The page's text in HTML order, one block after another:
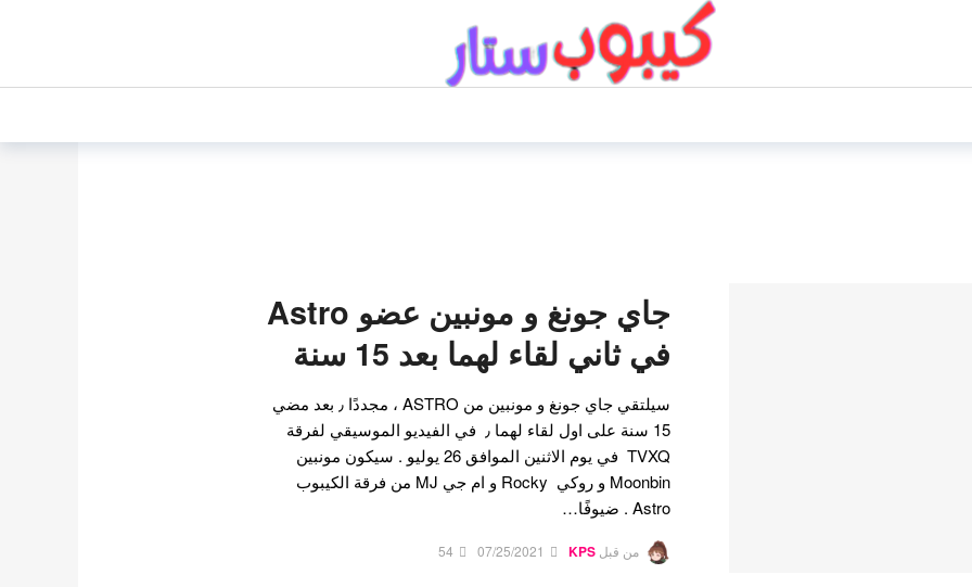
جاي جونغ و مونبين عضو Astro
في ثاني لقاء لهما بعد 15 سنة
سيلتقي جاي جونغ و مونبين من ASTRO ، مجددًا ٫ بعد مضي
15 سنة على اول لقاء لهما ٫ في الفيديو الموسيقي لفرقة
TVXQ في يوم الاثنين الموافق 26 يوليو . سيكون مونبين
Moonbin و روكي Rocky و ام جي MJ من فرقة الكيبوب
Astro . ضيوفًا…
من قبل KPS
07/25/2021
54